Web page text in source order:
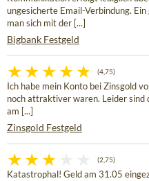
ungesicherte Email-Verbindung.
man sich mit der [...]
Bigbank Festgeld
(4,75)
Ich habe mein Konto bei Zinsgold
noch attraktiver waren. Leider sind
am [...]
Zinsgold Festgeld
(2,75)
Katastrophal! Geld am 31.05